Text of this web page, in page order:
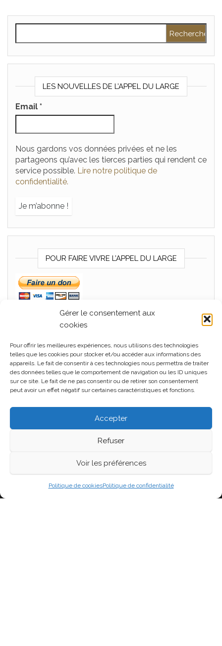
Gérer le consentement aux
cookies
Pour offrir les meilleures expériences, nous utilisons des technologies
telles que les cookies pour stocker et/ou accéder aux informations des
appareils. Le fait de consentir à ces technologies nous permettra de traiter
des données telles que le comportement de navigation ou les ID uniques
sur ce site. Le fait de ne pas consentir ou de retirer son consentement
peut avoir un effet négatif sur certaines caractéristiques et fonctions.
Accepter
Refuser
Voir les préférences
Politique de cookiesPolitique de confidentialité
LES NOUVELLES DE L’APPEL DU LARGE
Email *
Nous gardons vos données privées et ne les
partageons qu’avec les tierces parties qui rendent ce
service possible. Lire notre politique de
confidentialité.
POUR FAIRE VIVRE L’APPEL DU LARGE
MÉTA
Connexion
Flux des publications
Flux des commentaires
Fièrement propulsé parWordPress
Blog